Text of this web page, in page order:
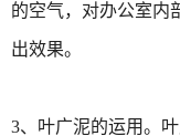
的空气，对办公室内
出效果。
3、叶广泥的运用。